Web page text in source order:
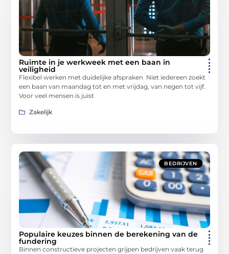
Ruimte in je werkweek met een baan in
veiligheid
Flexibel werken met duidelijke afspraken Niet iedereen zoekt
een baan van maandag tot en met vrijdag, van negen tot vijf.
Voor veel mensen is juist
Zakelijk
BEDRIJVEN
Populaire keuzes binnen de berekening van de
fundering
Binnen constructieve projecten grijpen bedrijven vaak terug